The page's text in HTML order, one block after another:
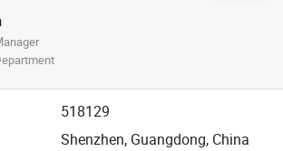
518129
Shenzhen, Guangdong, China